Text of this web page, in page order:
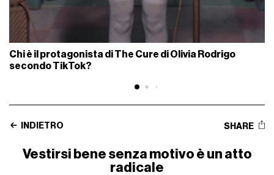
Chi è il protagonista di The Cure di Olivia Rodrigo
secondo TikTok?
INDIETRO SHARE
Vestirsi bene senza motivo è un atto
radicale